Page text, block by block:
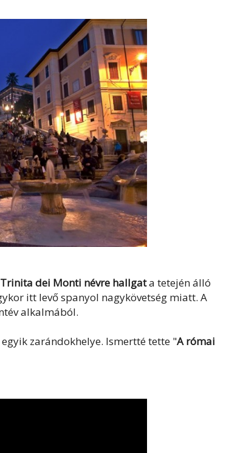
dei Monti névre hallgata tetején álló
itt levő spanyol nagykövetség miatt. A
alkalmából.
zarándokhelye. Ismertté tette "A római